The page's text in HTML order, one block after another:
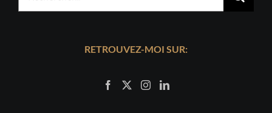
RETROUVEZ-MOI SUR: